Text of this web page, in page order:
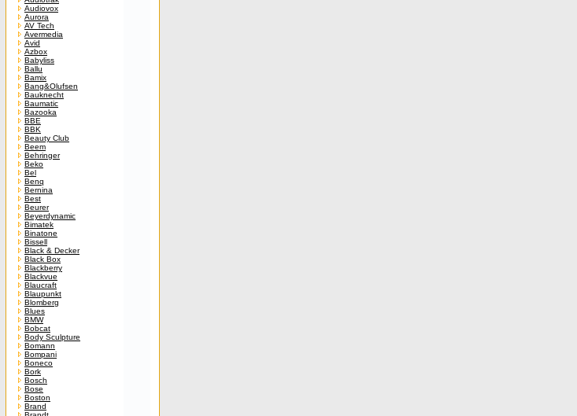
Audiovox
Aurora
AV Tech
Avermedia
Avid
Azbox
Babyliss
Ballu
Bamix
Bang&Olufsen
Bauknecht
Baumatic
Bazooka
BBE
BBK
Beauty Club
Beem
Behringer
Beko
Bel
Benq
Bernina
Best
Beurer
Beyerdynamic
Bimatek
Binatone
Bissell
Black & Decker
Black Box
Blackberry
Blackvue
Blaucraft
Blaupunkt
Blomberg
Blues
BMW
Bobcat
Body Sculpture
Bomann
Bompani
Boneco
Bork
Bosch
Bose
Boston
Brand